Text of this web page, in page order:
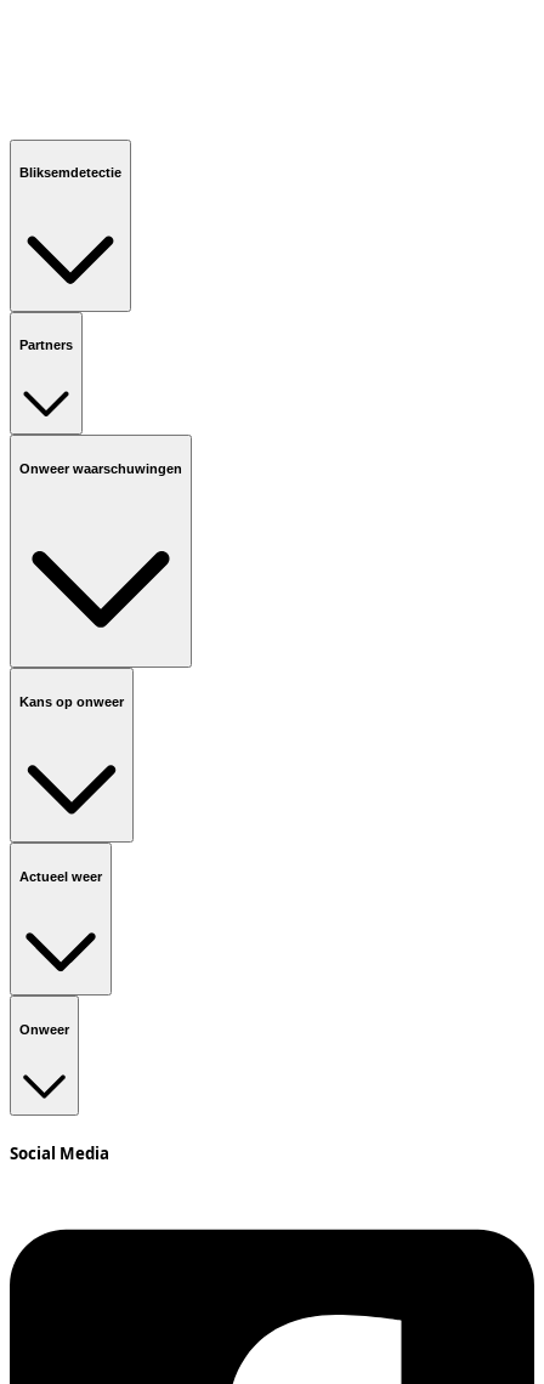
Bliksemdetectie
Partners
Onweer waarschuwingen
Kans op onweer
Actueel weer
Onweer
Social Media